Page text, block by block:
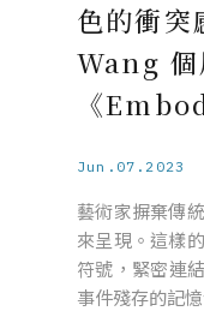
色的衝
Wang 個
《
Jun.07.2023
藝術家摒棄傳
來呈現。這樣
符號，緊密連
事件殘存的記